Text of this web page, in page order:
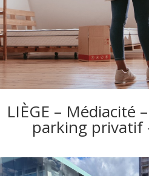
LIÈGE – Médiacité
parking privatif